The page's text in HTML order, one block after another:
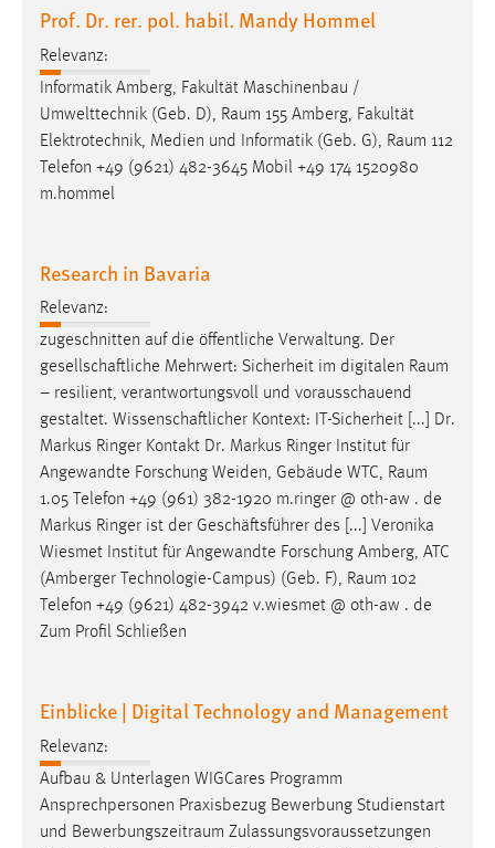
Prof. Dr. rer. pol. habil. Mandy Hommel
Relevanz:
Informatik Amberg, Fakultät Maschinenbau /
Umwelttechnik (Geb. D), Raum 155 Amberg, Fakultät
Elektrotechnik, Medien und Informatik (Geb. G), Raum 112
Telefon +49 (9621) 482-3645 Mobil +49 174 1520980
m.hommel
Research in Bavaria
Relevanz:
zugeschnitten auf die öffentliche Verwaltung. Der
gesellschaftliche Mehrwert: Sicherheit im digitalen Raum
– resilient, verantwortungsvoll und vorausschauend
gestaltet. Wissenschaftlicher Kontext: IT-Sicherheit [...] Dr.
Markus Ringer Kontakt Dr. Markus Ringer Institut für
Angewandte Forschung Weiden, Gebäude WTC, Raum
1.05 Telefon +49 (961) 382-1920 m.ringer @ oth-aw . de
Markus Ringer ist der Geschäftsführer des [...] Veronika
Wiesmet Institut für Angewandte Forschung Amberg, ATC
(Amberger Technologie-Campus) (Geb. F), Raum 102
Telefon +49 (9621) 482-3942 v.wiesmet @ oth-aw . de
Zum Profil Schließen
Einblicke | Digital Technology and Management
Relevanz:
Aufbau & Unterlagen WIGCares Programm
Ansprechpersonen Praxisbezug Bewerbung Studienstart
und Bewerbungszeitraum Zulassungsvoraussetzungen